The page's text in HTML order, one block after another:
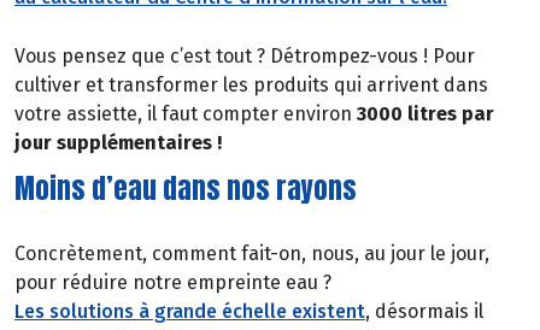
Vous pensez que c’est tout ? Détrompez-vous ! Pour
cultiver et transformer les produits qui arrivent dans
votre assiette, il faut compter environ 3000 litres par
jour supplémentaires !
Moins d’eau dans nos rayons
Concrètement, comment fait-on, nous, au jour le jour,
pour réduire notre empreinte eau ?
Les solutions à grande échelle existent, désormais il